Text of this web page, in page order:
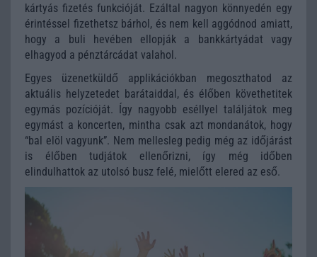
kártyás fizetés funkcióját. Ezáltal nagyon könnyedén egy
érintéssel fizethetsz bárhol, és nem kell aggódnod amiatt,
hogy a buli hevében ellopják a bankkártyádat vagy
elhagyod a pénztárcádat valahol.
Egyes üzenetküldő applikációkban megoszthatod az
aktuális helyzetedet barátaiddal, és élőben követhetitek
egymás pozícióját. Így nagyobb eséllyel találjátok meg
egymást a koncerten, mintha csak azt mondanátok, hogy
“bal elöl vagyunk”. Nem mellesleg pedig még az időjárást
is élőben tudjátok ellenőrizni, így még időben
elindulhattok az utolsó busz felé, mielőtt elered az eső.